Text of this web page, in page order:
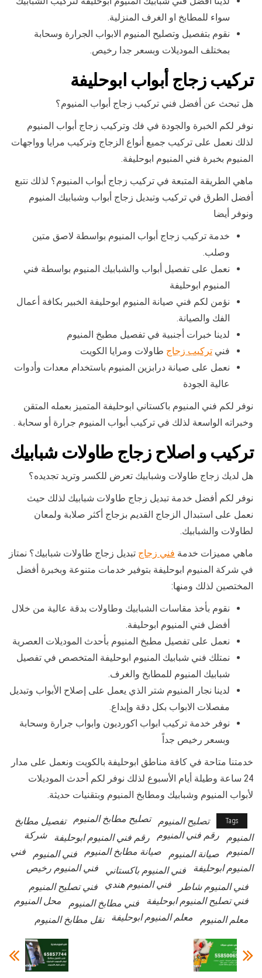
سواء للمطابخ او الغرف المنزلية.
نقوم بتفصيل وتصليح المنيوم الابواب الجرارة وسحابة
بمختلف الموديلات وبسعر جدا رخيص.
تركيب زجاج أبواب ابوحليفة
هل تبحث عن أفضل فني تركيب زجاج أبواب المنيوم؟
نوفر لكم الخبرة والجودة في فك وتركيب زجاج أبواب المنيوم
لذلك نعمل على تركيب جميع أنواع الزجاج وتركيب مرايا وواجهات
المنيوم بخبرة فني المنيوم ابوحليفة.
ماهي الطريقة المتبعة في تركيب زجاج أبواب المنيوم؟ لذلك نتبع
أفضل الطرق في تركيب وتبديل زجاج أبواب وشبابيك المنيوم
ونوفر أيضا
خدمة تركيب زجاج أبواب المنيوم بواسطة لاصق متين
وصلب.
نعمل على تفصيل أبواب والشبابيك المنيوم بواسطة فني
المنيوم ابوحليفة
نؤمن لكم فني صيانة المنيوم ابوحليفة الخبير بكافة أعمال
الفك والصيانة.
لدينا خبرات أجنبية في تفصيل مطبخ المنيوم
فني تركيب زجاج طاولات ومرايا الكويت
نعمل على صيانة درابزين المنيوم باستخدام معدات وأدوات
عالية الجودة
نوفر لكم فني المنيوم باكستاني ابوحليفة المتميز بعمله المتقن
وخبراته الواسعة لذلك في تركيب أبواب المنيوم جرارة أو سحابة .
تركيب و اصلاح زجاج طاولات شبابيك
هل لديك زجاج طاولات وشبابيك تعرض للكسر وتريد تجديده؟
نوفر لكم أفضل خدمة تبديل زجاج طاولات شبابيك لذلك حيث
نعمل على استبدال الزجاج القديم بزجاج أكثر صلابة ولمعان
لطاولات والشبابيك.
ماهي مميزات خدمة فني زجاج تبديل زجاج طاولات شبابيك؟ نمتاز
في شركة المنيوم ابوحليفة بتوفير خدمات متنوعة وبخبرة أفضل
المختصين لذلك ومنها:
نقوم بأخذ مقاسات الشبابيك وطاولات بدقة عالية من خلال
أفضل فني المنيوم ابوحليفة.
نعمل على تفصيل مطبخ المنيوم بأحدث الموديلات العصرية
نمتلك فني شبابيك المنيوم ابوحليفة المتخصص في تفصيل
شبابيك المنيوم للمطابخ والغرف.
لدينا نجار المنيوم شتر الذي يعمل على إصلاح الأبواب وتبديل
مفصلات الابواب بكل دقة وإبداع.
نوفر خدمة تركيب ابواب اكورديون وابواب جرارة وسحابة
وبسعر رخيص جداً
خدمتنا متاحة في كافة مناطق ابوحليفة بالكويت ونعمل على مدار
24 ساعة وطيلة أيام الأسبوع لذلك نوفر لكم أحدث الموديلات
لأبواب المنيوم وشبابيك ومطابخ المنيوم وبتقنيات حديثة.
Tags تصليح المنيوم تصليح مطابخ المنيوم
تفصيل مطابخ
المنيوم
رقم فني المنيوم رقم فني المنيوم ابوحليفة
شركة
المنيوم
صيانة المنيوم صيانة مطابخ المنيوم فني المنيوم
فني
المنيوم ابوحليفة
فني المنيوم باكستاني
فني المنيوم رخيص
فني المنيوم شاطر
فني المنيوم هندي
فني تصليح المنيوم
فني تصليح المنيوم ابوحليفة
فني مطابخ المنيوم
محل المنيوم
معلم المنيوم
معلم المنيوم ابوحليفة نقل مطابخ المنيوم